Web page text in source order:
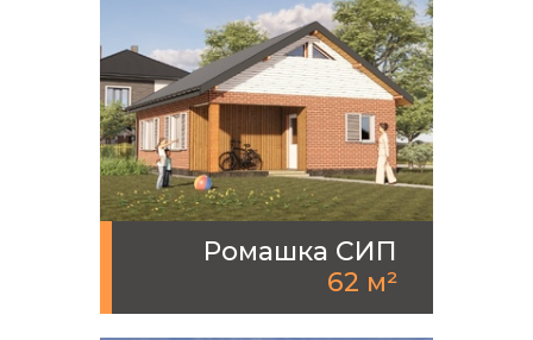
Ромашка СИП
62 м²